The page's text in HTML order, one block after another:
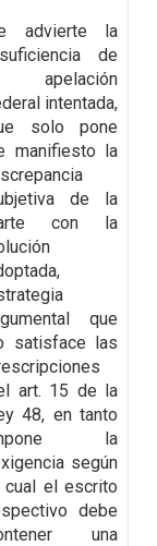
advierte la
de
apelación
intentada,
solo pone
manifiesto la
de la
con la
que
satisface las
art. 15 de la
48, en tanto
la
según
cual el escrito
debe
una